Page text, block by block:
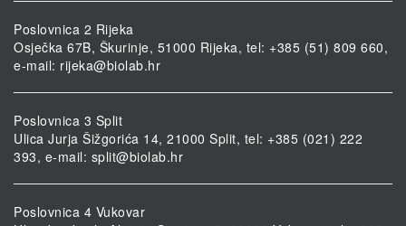
Poslovnica 2 Rijeka
Osječka 67B, Škurinje, 51000 Rijeka, tel: +385 (51) 809 660,
e-mail: rijeka@biolab.hr
Poslovnica 3 Split
Ulica Jurja Šižgorića 14, 21000 Split, tel: +385 (021) 222
393, e-mail: split@biolab.hr
Poslovnica 4 Vukovar